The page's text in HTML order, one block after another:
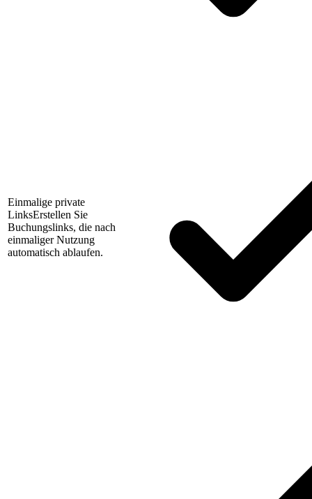
Einmalige private
LinksErstellen Sie
Buchungslinks, die nach
einmaliger Nutzung
automatisch ablaufen.